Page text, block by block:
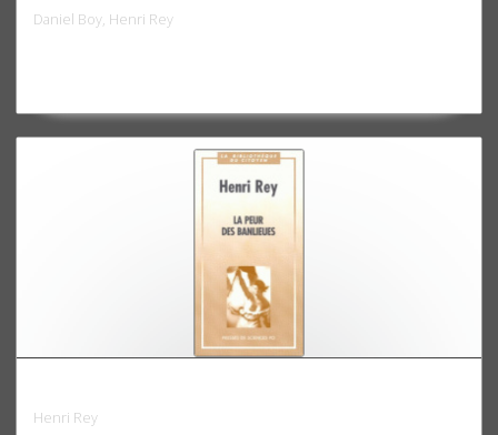
Daniel Boy, Henri Rey
Henri Rey